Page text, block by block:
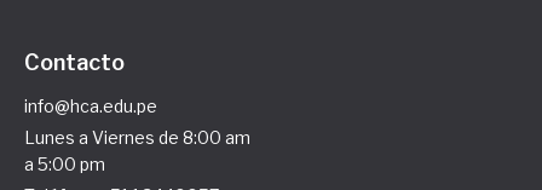
Contacto
info@hca.edu.pe
Lunes a Viernes de 8:00 am
a 5:00 pm